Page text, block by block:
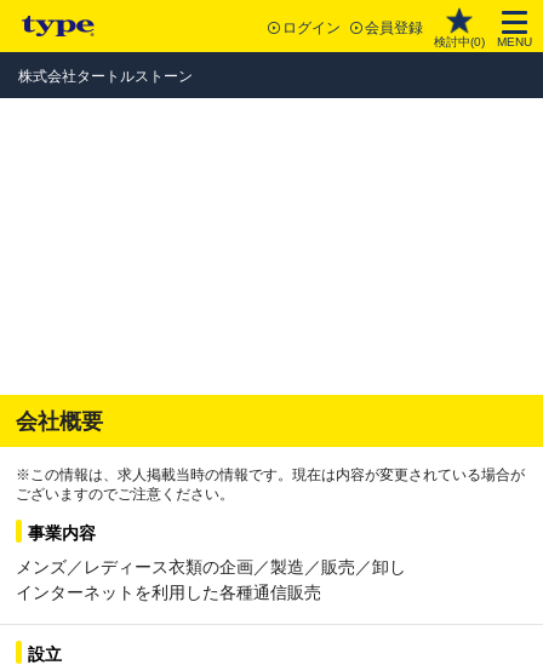
ログイン 会員登録
検討中(0) MENU
株式会社タートルストーン
会社概要
※この情報は、求人掲載当時の情報です。現在は内容が変更されている場合が
ございますのでご注意ください。
事業内容
メンズ／レディース衣類の企画／製造／販売／卸し
インターネットを利用した各種通信販売
設立